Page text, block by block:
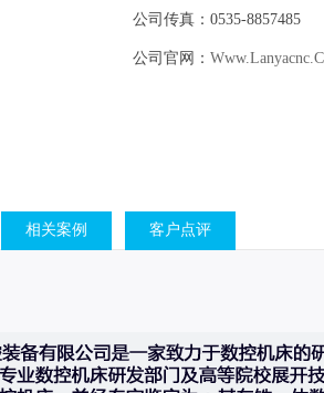
公司传真：0535-8857485
公司官网：
相关案例 客户点评